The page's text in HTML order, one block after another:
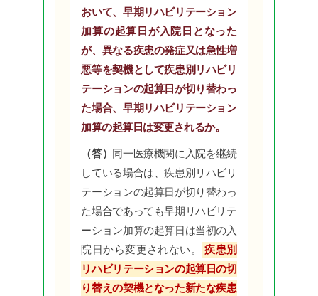
おいて、早期リハビリテーション
加算の起算日が入院日となった
が、異なる疾患の発症又は急性増
悪等を契機として疾患別リハビリ
テーションの起算日が切り替わっ
た場合、早期リハビリテーション
加算の起算日は変更されるか。
（答） 同一医療機関に入院を継続
している場合は、疾患別リハビリ
テーションの起算日が切り替わっ
た場合であっても早期リハビリテ
ーション加算の起算日は当初の入
院日から変更されない。
疾患別
リハビリテーションの起算日の切
り替えの契機となった新たな疾患